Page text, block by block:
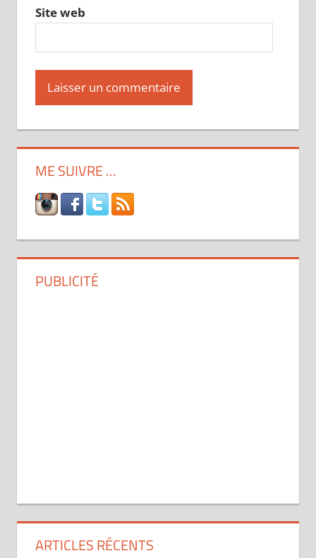
Site web
ME SUIVRE …
PUBLICITÉ
ARTICLES RÉCENTS